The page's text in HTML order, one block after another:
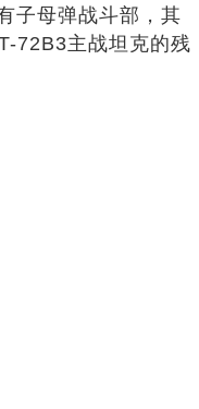
子母弹战斗部，其
72B3主战坦克的残